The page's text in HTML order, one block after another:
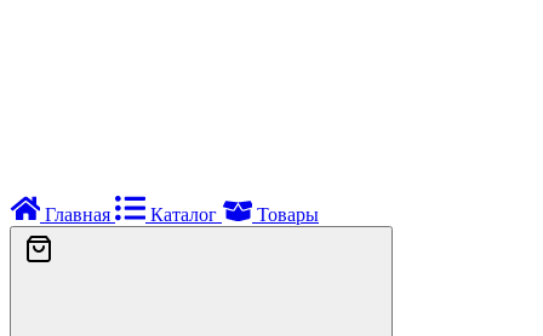
Главная Каталог Товары